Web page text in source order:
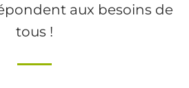
aux besoins de
tous !